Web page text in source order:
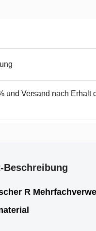
und Versand nach Erhalt
Beschreibung
R